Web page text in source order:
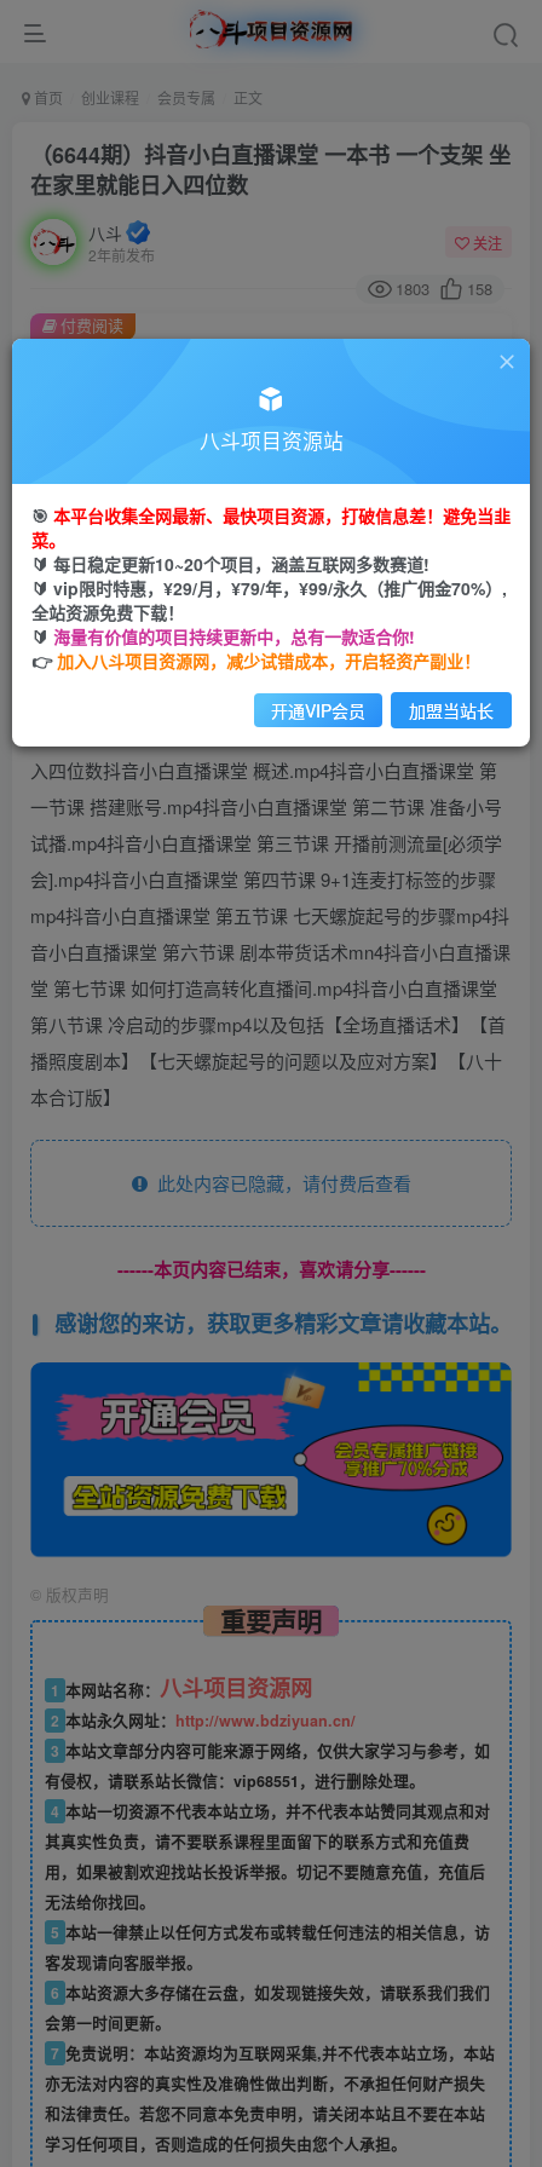
首页 创业课程 会员专属 正文
（6644期）抖音小白直播课堂 一本书 一个支架 坐
在家里就能日入四位数
八斗
2年前发布
关注
1803 158
此内容为付费阅读，请付费后查看
会员专属资源
您暂无购买权限，请先开通会员
开通会员
付费阅读
今天给大家带来的是知识分享型主播的课程 帮助大家从0到1
去实操落地的直播项目 不需要出镜 不需要露脸 在家轻松日
入四位数抖音小白直播课堂 概述.mp4抖音小白直播课堂 第
一节课 搭建账号.mp4抖音小白直播课堂 第二节课 准备小号
试播.mp4抖音小白直播课堂 第三节课 开播前测流量[必须学
会].mp4抖音小白直播课堂 第四节课 9+1连麦打标签的步骤
mp4抖音小白直播课堂 第五节课 七天螺旋起号的步骤mp4抖
音小白直播课堂 第六节课 剧本带货话术mn4抖音小白直播课
堂 第七节课 如何打造高转化直播间.mp4抖音小白直播课堂
第八节课 冷启动的步骤mp4以及包括【全场直播话术】【首
播照度剧本】【七天螺旋起号的问题以及应对方案】【八十
本合订版】
此处内容已隐藏，请付费后查看
------本页内容已结束，喜欢请分享------
感谢您的来访，获取更多精彩文章请收藏本站。
© 版权声明
重要声明
1 本网站名称： 八斗项目资源网
2 本站永久网址： http://www.bdziyuan.cn/
3 本站文章部分内容可能来源于网络，仅供大家学习与参考，如
有侵权，请联系站长微信：vip68551，进行删除处理。
4 本站一切资源不代表本站立场，并不代表本站赞同其观点和对
其真实性负责，请不要联系课程里面留下的联系方式和充值费
用，如果被割欢迎找站长投诉举报。切记不要随意充值，充值后
无法给你找回。
5 本站一律禁止以任何方式发布或转载任何违法的相关信息，访
客发现请向客服举报。
6 本站资源大多存储在云盘，如发现链接失效，请联系我们我们
会第一时间更新。
7 免责说明：本站资源均为互联网采集,并不代表本站立场，本站
亦无法对内容的真实性及准确性做出判断，不承担任何财产损失
和法律责任。若您不同意本免责申明，请关闭本站且不要在本站
学习任何项目，否则造成的任何损失由您个人承担。
八斗项目资源站
🎯 本平台收集全网最新、最快项目资源，打破信息差！避免当韭
菜。
🔰 每日稳定更新10~20个项目，涵盖互联网多数赛道!
🔰 vip限时特惠，¥29/月，¥79/年，¥99/永久（推广佣金70%）,
全站资源免费下载！
🔰 海量有价值的项目持续更新中，总有一款适合你!
👉加入八斗项目资源网，减少试错成本，开启轻资产副业！
开通VIP会员 加盟当站长